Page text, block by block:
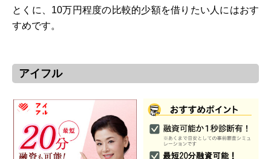
とくに、10万円程度の比較的少額を借りたい人にはおす
すめです。
アイフル